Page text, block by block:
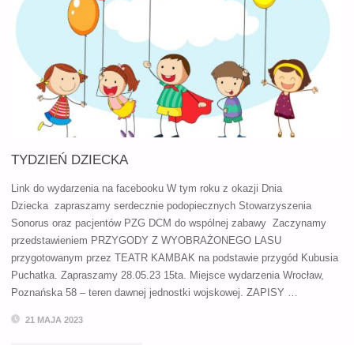
PIERWSZA
POMOC
PRZEDMEDYCZNA"
TYDZIEŃ DZIECKA
Link do wydarzenia na facebooku W tym roku z okazji Dnia
Dziecka zapraszamy serdecznie podopiecznych Stowarzyszenia
Sonorus oraz pacjentów PZG DCM do wspólnej zabawy Zaczynamy
przedstawieniem PRZYGODY Z WYOBRAŻONEGO LASU
przygotowanym przez TEATR KAMBAK na podstawie przygód Kubusia
Puchatka. Zapraszamy 28.05.23 15ta. Miejsce wydarzenia Wrocław,
Poznańska 58 – teren dawnej jednostki wojskowej. ZAPISY …
21 MAJA 2023